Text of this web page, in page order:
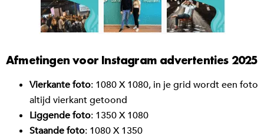
Afmetingen voor Instagram advertenties 2025
Vierkante foto: 1080 X 1080, in je grid wordt een foto
altijd vierkant getoond
Liggende foto: 1350 X 1080
Staande foto: 1080 X 1350